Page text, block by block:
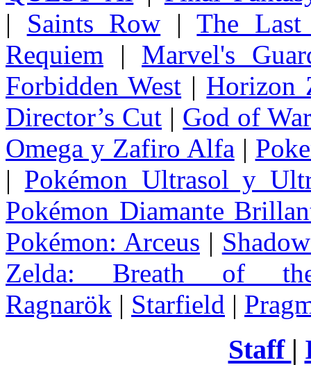
| Saints Row |The
Requiem | Marvel's
Forbidden West | Horizon
Director’s Cut | God of
Omega y Zafiro Alfa |
| Pokémon Ultrasol y
Pokémon Diamante
Pokémon: Arceus |
Zelda: Breath of
Ragnarök | Starfield |
Staff |